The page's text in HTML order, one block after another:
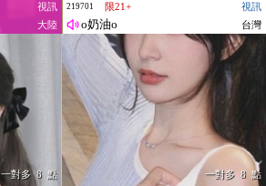
視訊
大陸
限21+
視訊
219701
o奶油o 台灣
一對多 8 點
一對多 8 點